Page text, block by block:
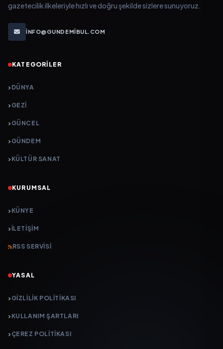
gazetecilik ilkeleriyle hızlı ve doğru şekilde sizlere sunuyoruz.
INFO@GUNDEMIBUL.COM
KATEGORILER
DÜNYA
GEZI
GÜNCEL
GÜNDEM
KÜLTÜR SANAT
KURUMSAL
KÜNYE
İLETIŞIM
RSS SERVISI
YASAL
GIZLILIK POLITIKASI
KULLANIM ŞARTLARI
ÇEREZ POLITIKASI